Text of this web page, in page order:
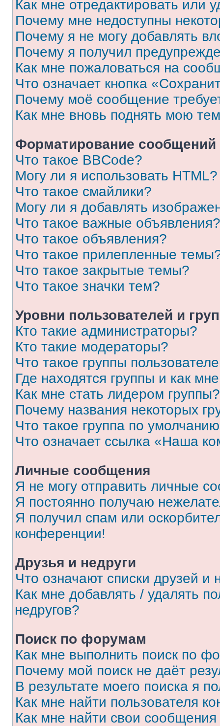
Как мне отредактировать или
Почему мне недоступны
Почему я не могу добавлять
Почему я получил
Как мне пожаловаться на
Что означает кнопка
Почему моё сообщение
Как мне вновь поднять мою
Форматирование
Что такое BBCode?
Могу ли я использовать HTML?
Что такое смайлики?
Могу ли я добавлять
Что такое важные объявления?
Что такое объявления?
Что такое прилепленные
Что такое закрытые темы?
Что такое значки тем?
Уровни пользователей и
Кто такие администраторы?
Кто такие модераторы?
Что такое группы
Где находятся группы и как
Как мне стать лидером группы?
Почему названия некоторых
Что такое группа по
Что означает ссылка «Наша
Личные сообщения
Я не могу отправить личные
Я постоянно получаю
Я получил спам или
конференции!
Друзья и недруги
Что означают списки друзей и
Как мне добавлять / удалять
недругов?
Поиск по форумам
Как мне выполнить поиск по
Почему мой поиск не даёт
В результате моего поиска я
Как мне найти пользователя
Как мне найти свои